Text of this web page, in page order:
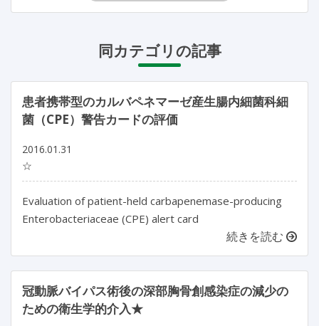
同カテゴリの記事
患者携帯型のカルバペネマーゼ産生腸内細菌科細
菌（CPE）警告カードの評価
2016.01.31
☆
Evaluation of patient-held carbapenemase-producing
Enterobacteriaceae (CPE) alert card
続きを読む
冠動脈バイパス術後の深部胸骨創感染症の減少の
ための衛生学的介入★